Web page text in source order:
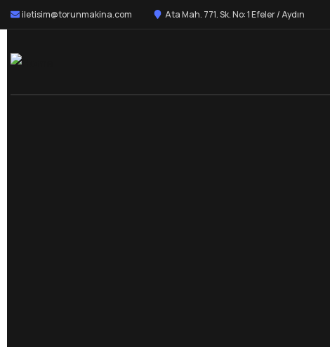
iletisim@torunmakina.com Ata Mah. 771. Sk. No: 1 Efeler / Aydın